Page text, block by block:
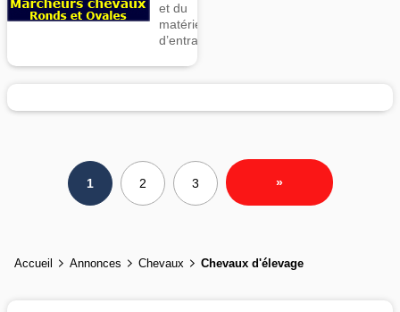
et du
matériel
d’entrainement
1 2 3 »
Accueil Annonces Chevaux Chevaux d'élevage